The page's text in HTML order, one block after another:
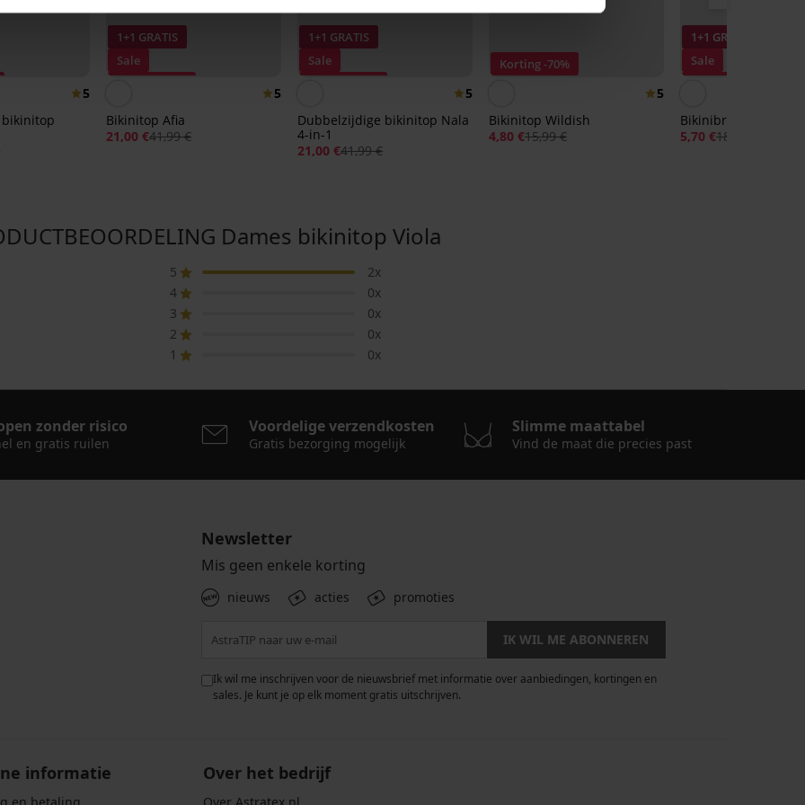
5
1+1 GRATIS
Sale
5
Bikinitop Afia
21,00 €41,99 €
1+1 GRATIS
Sale
5
Dubbelzijdige bikinitop Nala
4-in-1
21,00 €41,99 €
Korting -70%
5
Bikinitop Wildish
4,80 €15,99 €
1+1 GRATIS
Sale
Bikinibroekje Nija
5,70 €18,99 €
Dames bikinitop Viola
5
2x
4
0x
3
0x
2
0x
1
0x
zonder risico
en gratis ruilen
Voordelige verzendkosten
Gratis bezorging mogelijk
Slimme maattabel
Vind de maat die precies past
Newsletter
Mis geen enkele korting
nieuws acties promoties
IK WIL ME ABONNEREN
Ik wil me inschrijven voor de nieuwsbrief met informatie over aanbiedingen, kortingen en
sales. Je kunt je op elk moment gratis uitschrijven.
informatie Over het bedrijf